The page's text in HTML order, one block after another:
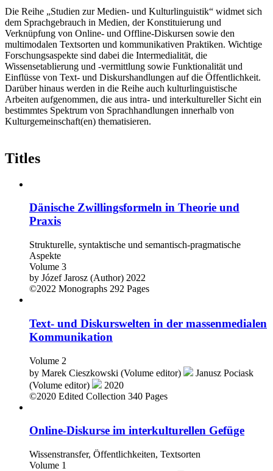
Die Reihe „Studien zur Medien- und Kulturlinguistik“ widmet sich
dem Sprachgebrauch in Medien, der Konstituierung und
Verknüpfung von Online- und Offline-Diskursen sowie den
multimodalen Textsorten und kommunikativen Praktiken. Wichtige
Forschungsaspekte sind dabei die Intermedialität, die
Wissensetablierung und -vermittlung sowie Funktionalität und
Einflüsse von Text- und Diskurshandlungen auf die Öffentlichkeit.
Darüber hinaus werden in die Reihe auch kulturlinguistische
Arbeiten aufgenommen, die aus intra- und interkultureller Sicht ein
bestimmtes Spektrum von Sprachhandlungen innerhalb von
Kulturgemeinschaft(en) thematisieren.
Titles
Dänische Zwillingsformeln in Theorie und
Praxis
Strukturelle, syntaktische und semantisch-pragmatische
Aspekte
Volume 3
by Józef Jarosz (Author) 2022
©2022 Monographs 292 Pages
Text- und Diskurswelten in der massenmedialen
Kommunikation
Volume 2
by Marek Cieszkowski (Volume editor)
Janusz Pociask
(Volume editor)
2020
©2020 Edited Collection 340 Pages
Online-Diskurse im interkulturellen Gefüge
Wissenstransfer, Öffentlichkeiten, Textsorten
Volume 1